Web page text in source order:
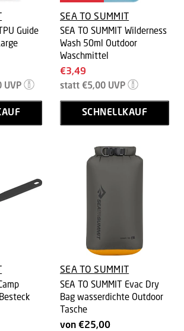
Guide
UVP
SEA TO SUMMIT
SEA TO SUMMIT Wilderness
Wash 50ml Outdoor
Waschmittel
Aktueller
Preis
€3,49
Ursprünglicher
statt €5,00 UVP
SCHNELLKAUF
SEA TO SUMMIT
SEA TO SUMMIT Evac Dry
Bag wasserdichte Outdoor
Tasche
von €25,00